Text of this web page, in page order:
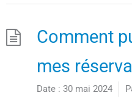
Comment
mes
Date : 30 mai 2024